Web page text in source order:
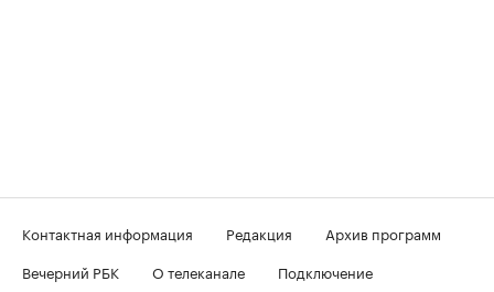
Контактная информация Редакция
Архив программ
Вечерний РБК
О телеканале
Подключение